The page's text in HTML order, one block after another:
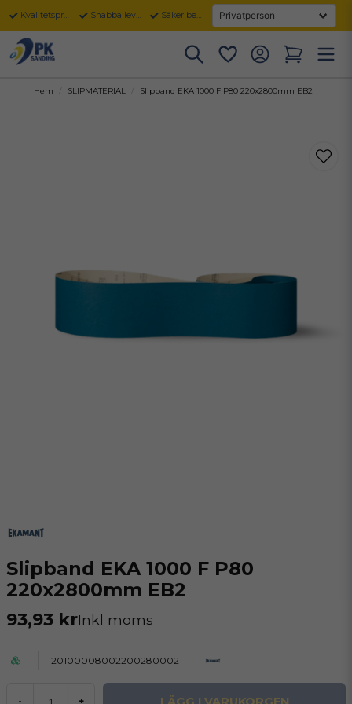
Kvalitetsprodukter Snabba leveranser Säker betalning
Hem SLIPMATERIAL Slipband EKA 1000 F P80 220x2800mm EB2
Slipband EKA 1000 F P80
220x2800mm EB2
93,93 krInkl moms
20100008002200280002
- +